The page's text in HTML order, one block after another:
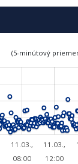
(5-minútový
11.03.,
08:00
11.03.,
12:00